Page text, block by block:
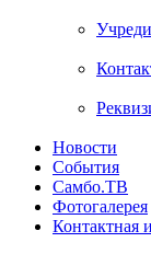
Новости
События
Самбо.ТВ
Фотогалерея
Контактная